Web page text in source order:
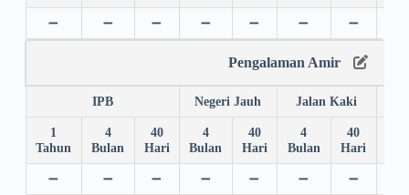
➖ ➖ ➖ ➖ ➖ ➖ ➖
Pengalaman Amir
IPB Negeri Jauh Jalan Kaki
1
Tahun
4
Bulan
40
Hari
4
Bulan
40
Hari
4
Bulan
40
Hari
➖ ➖ ➖ ➖ ➖ ➖ ➖